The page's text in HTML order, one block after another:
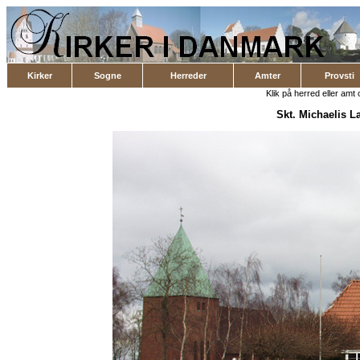
Kirker Sogne Herreder Amter
Provsti
Klik på herred eller amt
Skt. Michaelis